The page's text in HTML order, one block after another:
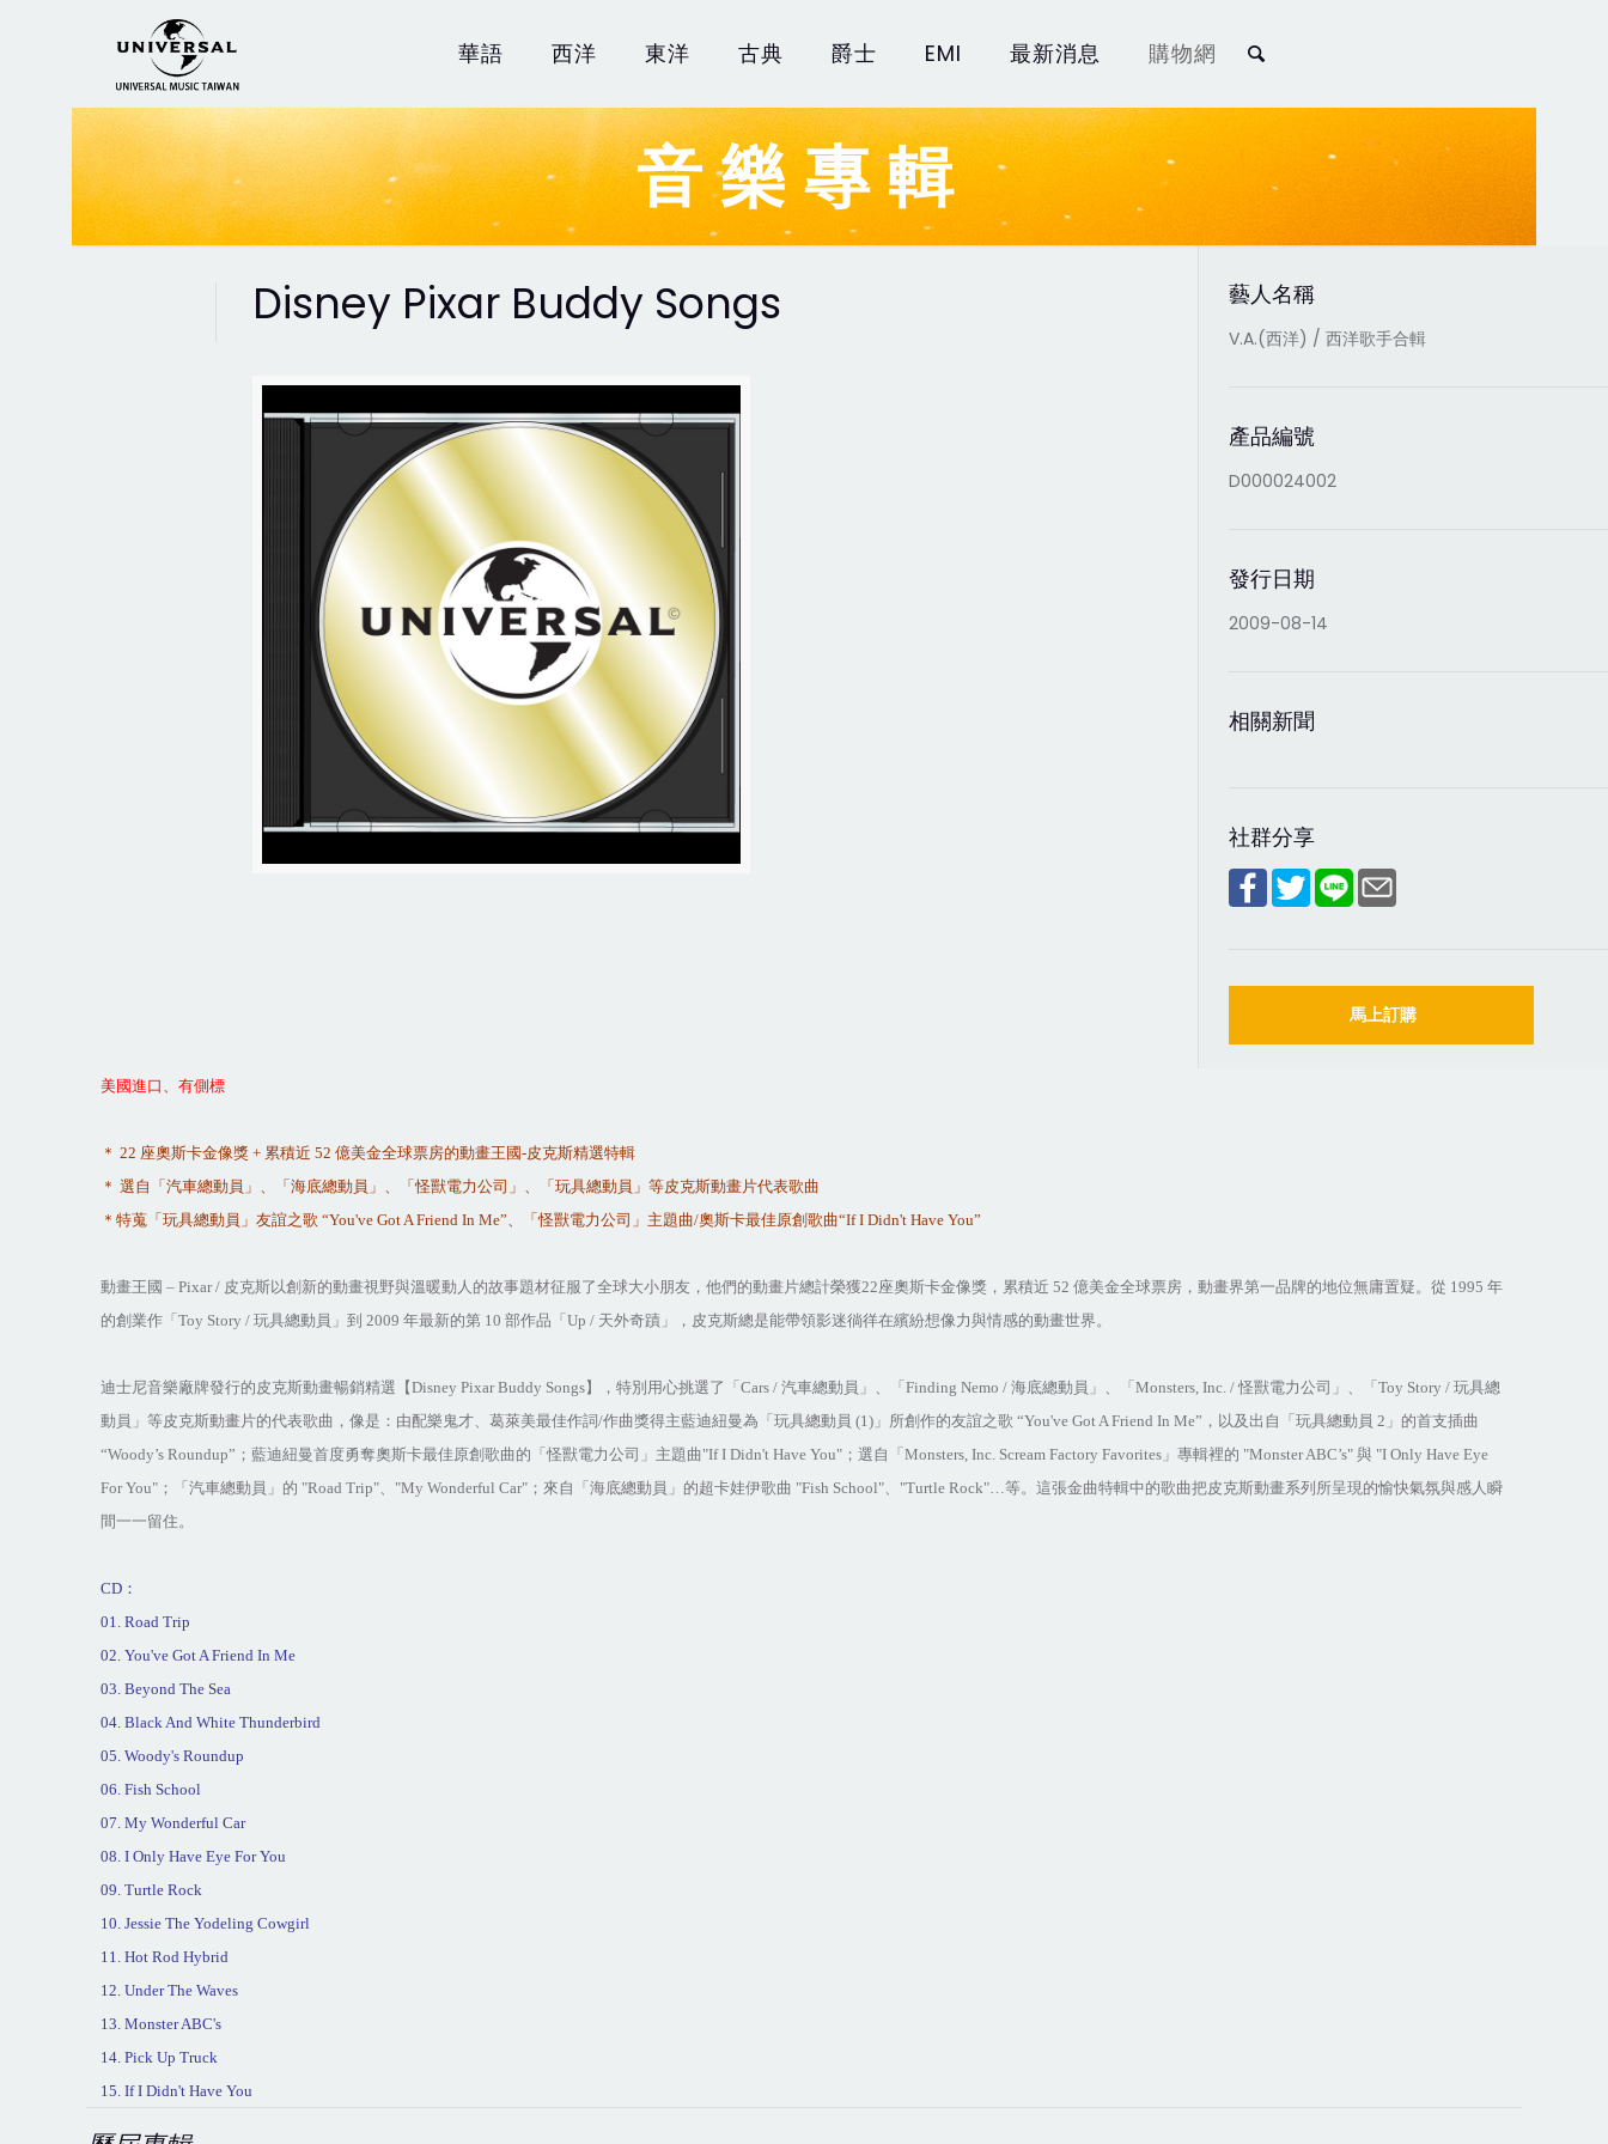
華語 西洋 東洋 古典 爵士 EMI 最新消息 購物網
音樂專輯
Disney Pixar Buddy Songs 藝人名稱
V.A.(西洋) / 西洋歌手合輯
產品編號
D000024002
發行日期
2009-08-14
相關新聞
社群分享
馬上訂購
美國進口、有側標
＊ 22 座奧斯卡金像獎 + 累積近 52 億美金全球票房的動畫王國-皮克斯精選特輯
＊ 選自「汽車總動員」、「海底總動員」、「怪獸電力公司」、「玩具總動員」等皮克斯動畫片代表歌曲
＊特蒐「玩具總動員」友誼之歌 “You've Got A Friend In Me”、「怪獸電力公司」主題曲/奧斯卡最佳原創歌曲“If I Didn't Have You”
動畫王國 – Pixar / 皮克斯以創新的動畫視野與溫暖動人的故事題材征服了全球大小朋友，他們的動畫片總計榮獲22座奧斯卡金像獎，累積近 52 億美金全球票房，動畫界第一品牌的地位無庸置疑。從 1995 年
的創業作「 Toy Story / 玩具總動員」到 2009 年最新的第 10 部作品「 Up / 天外奇蹟」，皮克斯總是能帶領影迷徜徉在繽紛想像力與情感的動畫世界。
迪士尼音樂廠牌發行的皮克斯動畫暢銷精選【Disney Pixar Buddy Songs】，特別用心挑選了「 Cars / 汽車總動員」、「 Finding Nemo / 海底總動員」、「 Monsters, Inc. / 怪獸電力公司」、「 Toy Story / 玩具總
動員」等皮克斯動畫片的代表歌曲，像是：由配樂鬼才、葛萊美最佳作詞/作曲獎得主藍迪紐曼為「玩具總動員 (1) 」所創作的友誼之歌 “You've Got A Friend In Me” ，以及出自「玩具總動員 2 」的首支插曲
“Woody’s Roundup” ；藍迪紐曼首度勇奪奧斯卡最佳原創歌曲的「怪獸電力公司」主題曲"If I Didn't Have You" ；選自「 Monsters, Inc. Scream Factory Favorites 」專輯裡的 "Monster ABC’s" 與 "I Only Have Eye
For You" ；「汽車總動員」的 "Road Trip"、 "My Wonderful Car" ；來自「海底總動員」的超卡娃伊歌曲 "Fish School"、 "Turtle Rock"…等。這張金曲特輯中的歌曲把皮克斯動畫系列所呈現的愉快氣氛與感人瞬
間一一留住。
CD ：
01. Road Trip
02. You've Got A Friend In Me
03. Beyond The Sea
04. Black And White Thunderbird
05. Woody's Roundup
06. Fish School
07. My Wonderful Car
08. I Only Have Eye For You
09. Turtle Rock
10. Jessie The Yodeling Cowgirl
11. Hot Rod Hybrid
12. Under The Waves
13. Monster ABC's
14. Pick Up Truck
15. If I Didn't Have You